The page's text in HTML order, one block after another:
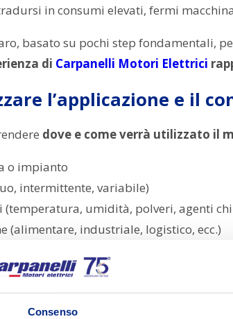
Consenso
in consumi elevati, fermi
basato su pochi step fondamentali,
di Carpanelli Motori Elettrici
l’applicazione e il
dove e come verrà utilizzato il
o impianto
intermittente, variabile)
(temperatura, umidità, polveri, agenti
(alimentare, industriale, logistico, ecc.)
caratteristiche specifiche:
potenza, coppia e